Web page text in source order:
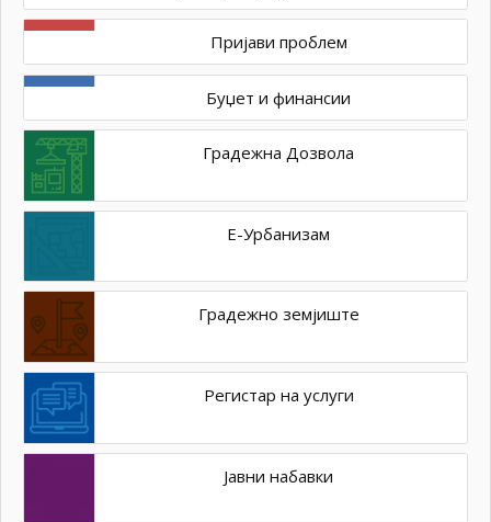
Пријави проблем
Буџет и финансии
Градежна Дозвола
Е-Урбанизам
Градежно земјиште
Регистар на услуги
Јавни набавки